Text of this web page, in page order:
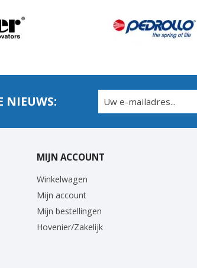
NIEUWS:
MIJN ACCOUNT
Winkelwagen
Mijn account
Mijn bestellingen
Hovenier/Zakelijk